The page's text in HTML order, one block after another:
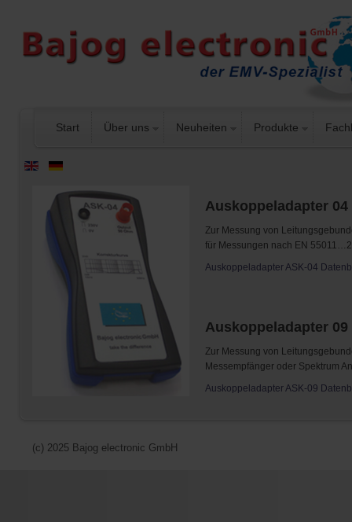
Start Über uns Neuheiten Produkte
Auskoppeladapter 04
Zur Messung von
für Messungen nach EN
Auskoppeladapter ASK-04
Auskoppeladapter 09
Zur Messung von
Messempfänger oder Spektrum
Auskoppeladapter ASK-09
(c) 2025 Bajog electronic GmbH